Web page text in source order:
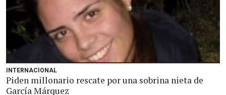
INTERNACIONAL
Piden millonario rescate por una sobrina nieta de
García Márquez